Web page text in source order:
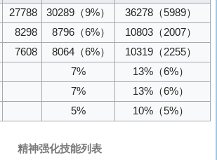
27788 30289 （9%） 36278 （5989）
8298 8796 （6%） 10803 （2007）
7608 8064 （6%） 10319 （2255）
7% 13% （6%）
7% 13% （6%）
5% 10% （5%）
精神强化技能列表